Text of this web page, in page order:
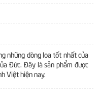
những dòng loa tốt nhất của
Đức. Đây là sản phẩm được
Việt hiện nay.